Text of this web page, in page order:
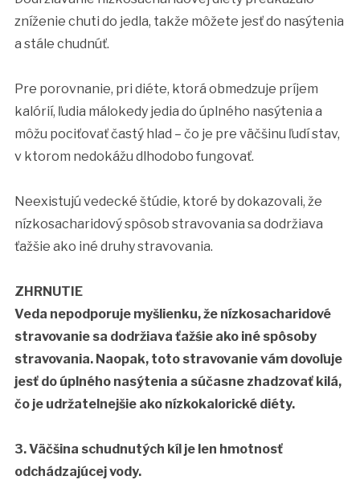
zníženie chuti do jedla, takže môžete jesť do nasýtenia
a stále chudnúť.
Pre porovnanie, pri diéte, ktorá obmedzuje príjem
kalórií, ľudia málokedy jedia do úplného nasýtenia a
môžu pociťovať častý hlad – čo je pre väčšinu ľudí stav,
v ktorom nedokážu dlhodobo fungovať.
Neexistujú vedecké štúdie, ktoré by dokazovali, že
nízkosacharidový spôsob stravovania sa dodržiava
ťažšie ako iné druhy stravovania.
ZHRNUTIE
Veda nepodporuje myšlienku, že nízkosacharidové
stravovanie sa dodržiava ťažśie ako iné spôsoby
stravovania. Naopak, toto stravovanie vám dovoľuje
jesť do úplného nasýtenia a súčasne zhadzovať kilá,
čo je udržatelnejšie ako nízkokalorické diéty.
3. Väčšina schudnutých kíl je len hmotnosť
odchádzajúcej vody.